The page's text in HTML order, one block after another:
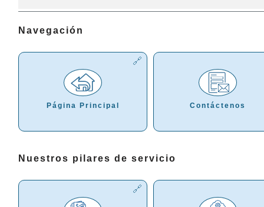
Navegación
Página Principal Contáctenos
Nuestros pilares de servicio